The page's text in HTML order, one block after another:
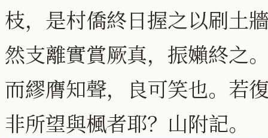
枝，是村僑終日握之以刷土
然支離實賞厥真，振嬾終之
而繆膺知聲，良可笑也。若
非所望與楓者耶？山附記。